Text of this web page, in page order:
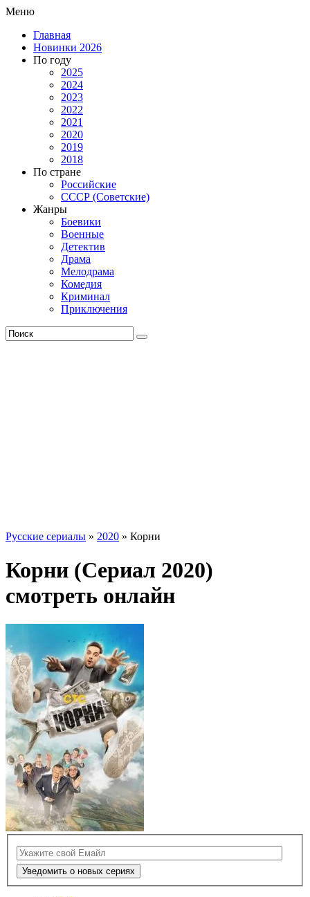
Меню
Главная
Новинки 2026
По году
2025
2024
2023
2022
2021
2020
2019
2018
По стране
Российские
СССР (Советские)
Жанры
Боевики
Военные
Детектив
Драма
Мелодрама
Комедия
Криминал
Приключения
Русские сериалы » 2020 » Корни
Корни (Сериал 2020)
смотреть онлайн
Уведомить о новых сериях